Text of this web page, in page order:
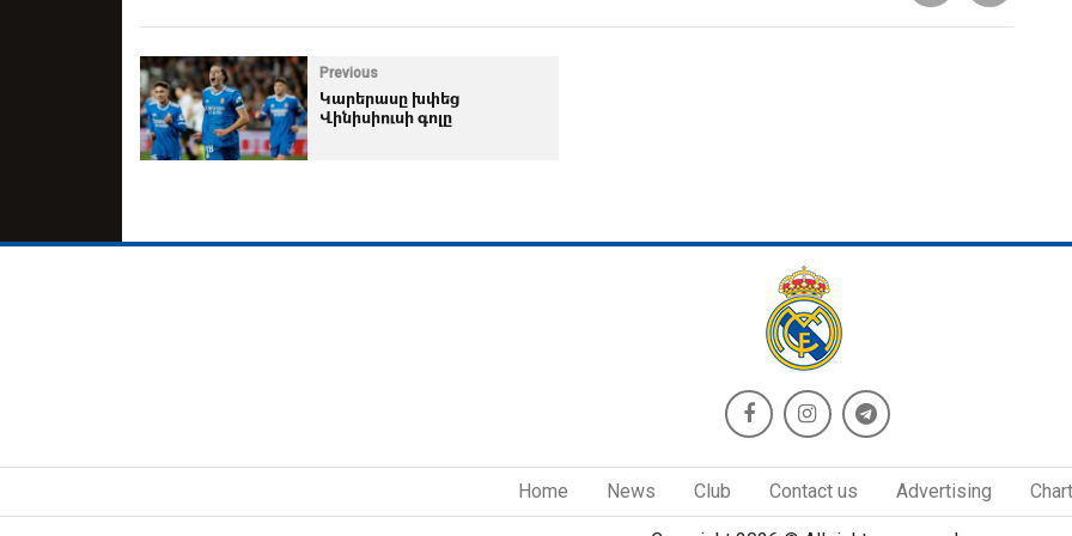
Previous
Կարերասը խփեց
Վինիսիուսի գոլը
Home News Club Contact us Advertising